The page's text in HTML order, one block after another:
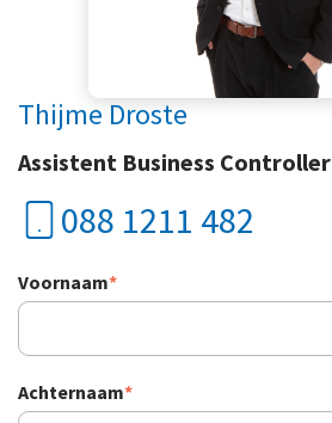
Thijme Droste
Assistent Business Controller
088 1211 482
Voornaam*
Achternaam*